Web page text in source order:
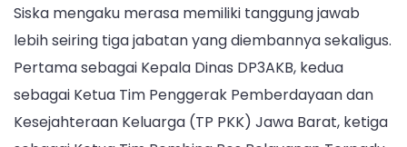
Siska mengaku merasa memiliki tanggung jawab
lebih seiring tiga jabatan yang diembannya sekaligus.
Pertama sebagai Kepala Dinas DP3AKB, kedua
sebagai Ketua Tim Penggerak Pemberdayaan dan
Kesejahteraan Keluarga (TP PKK) Jawa Barat, ketiga